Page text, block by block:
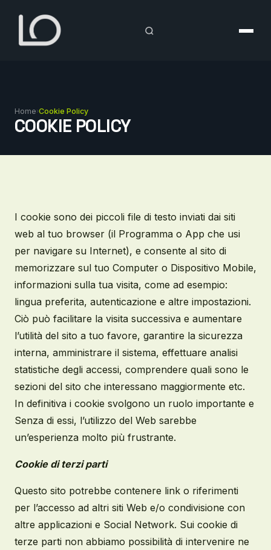
contenuto
Home›Cookie Policy
COOKIE POLICY
I cookie sono dei piccoli file di testo inviati dai siti
web al tuo browser (il Programma o App che usi
per navigare su Internet), e consente al sito di
memorizzare sul tuo Computer o Dispositivo Mobile,
informazioni sulla tua visita, come ad esempio:
lingua preferita, autenticazione e altre impostazioni.
Ciò può facilitare la visita successiva e aumentare
l’utilità del sito a tuo favore, garantire la sicurezza
interna, amministrare il sistema, effettuare analisi
statistiche degli accessi, comprendere quali sono le
sezioni del sito che interessano maggiormente etc.
In definitiva i cookie svolgono un ruolo importante e
Senza di essi, l’utilizzo del Web sarebbe
un’esperienza molto più frustrante.
Cookie di terzi parti
Questo sito potrebbe contenere link o riferimenti
per l’accesso ad altri siti Web e/o condivisione con
altre applicazioni e Social Network. Sui cookie di
terze parti non abbiamo possibilità di intervenire ne